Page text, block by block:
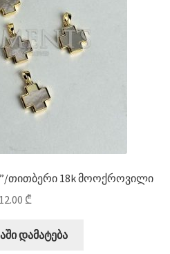
თითბერი 18k მოოქროვილი
12.00 ₾
დამატება